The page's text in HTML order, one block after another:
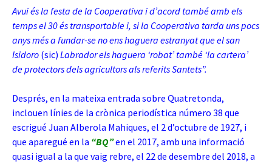
Avui és la festa de la Cooperativa i d’acord també amb els
temps el 30 és transportable i, si la Cooperativa tarda uns pocs
anys més a fundar-se no ens haguera estranyat que el san
Isidoro (sic) Labrador els haguera ‘robat’ també ‘la cartera’
de protectors dels agricultors als referits Santets”.
Després, en la mateixa entrada sobre Quatretonda,
inclouen línies de la crònica periodística número 38 que
escrigué Juan Alberola Mahiques, el 2 d’octubre de 1927, i
que aparegué en la “BQ”en el 2017, amb una informació
quasi igual a la que vaig rebre, el 22 de desembre del 2018, a